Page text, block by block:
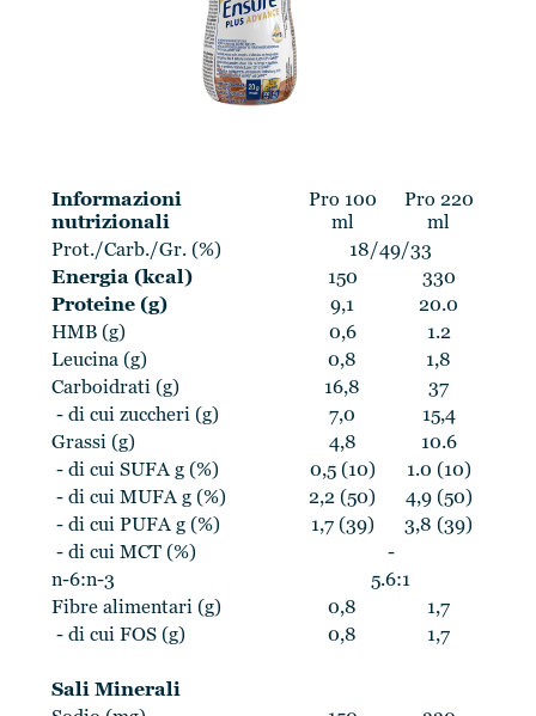
Informazioni
nutrizionali
Pro 100
ml
Pro 220
ml
Prot./Carb./Gr. (%)
18/49/33
Energia (kcal)
150
330
Proteine (g)
9,1
20.0
HMB (g)
0,6
1.2
Leucina (g)
0,8
1,8
Carboidrati (g)
16,8
37
- di cui zuccheri (g)
7,0
15,4
Grassi (g)
4,8
10.6
- di cui SUFA g (%)
0,5 (10)
1.0 (10)
- di cui MUFA g (%)
2,2 (50)
4,9 (50)
- di cui PUFA g (%)
1,7 (39)
3,8 (39)
- di cui MCT (%)
-
n-6:n-3
5.6:1
Fibre alimentari (g)
0,8
1,7
- di cui FOS (g)
0,8 1,7
Sali Minerali